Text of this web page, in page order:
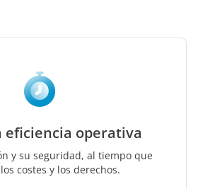
eficiencia operativa
y su seguridad, al tiempo que
costes y los derechos.